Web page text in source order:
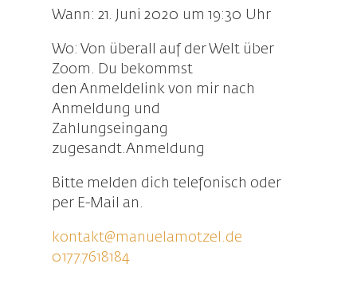
Wann: 21. Juni 2020 um 19:30 Uhr
Wo: Von überall auf der Welt über
Zoom. Du bekommst
den Anmeldelink von mir nach
Anmeldung und
Zahlungseingang
zugesandt.Anmeldung
Bitte melden dich telefonisch oder
per E-Mail an.
kontakt@manuelamotzel.de
0177.7618184